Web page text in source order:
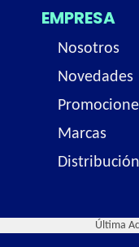
EMPRESA
Nosotros
Novedades
Marcas
Distribución
Última